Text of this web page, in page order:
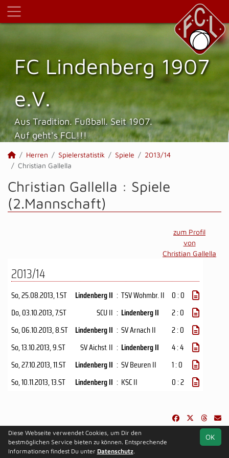
FC Lindenberg 1907
e.V.
Aus Tradition. Fußball. Seit 1907.
Auf geht's FCL!!!
Herren Spielerstatistik Spiele
2013/14
Christian Gallella
Christian Gallella : Spiele
(2.Mannschaft)
zum Profil
von
Christian Gallella
2013/14
So, 25.08.2013, 1.ST Lindenberg II : TSV Wohmbr. II 0 : 0
Do, 03.10.2013, 7.ST SCU II : Lindenberg II
2 : 0
So, 06.10.2013, 8.ST Lindenberg II : SV Arnach II
2 : 0
So, 13.10.2013, 9.ST SV Aichst. II : Lindenberg II
4 : 4
So, 27.10.2013, 11.ST Lindenberg II : SV Beuren II
1 : 0
So, 10.11.2013, 13.ST Lindenberg II : KSC II 0 : 2
soccero.de
© 2006 - 2026
OK
Diese Webseite verwendet Cookies, um Dir den
bestmöglichen Service bieten zu können. Entsprechende
Informationen findest Du unter Datenschutz.